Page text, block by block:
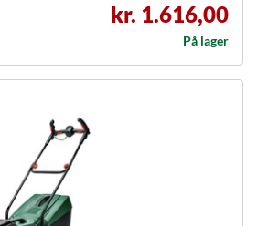
kr. 1.616,00
På lager